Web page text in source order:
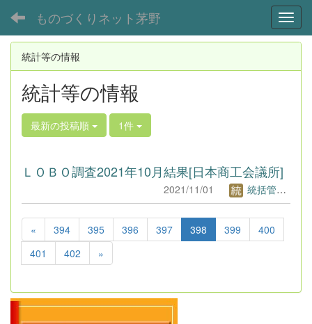
ものづくりネット茅野
統計等の情報
統計等の情報
最新の投稿順 1件
ＬＯＢＯ調査2021年10月結果[日本商工会議所]
2021/11/01 統括管理者1
« 394 395 396 397 398 399
400
401
402 »